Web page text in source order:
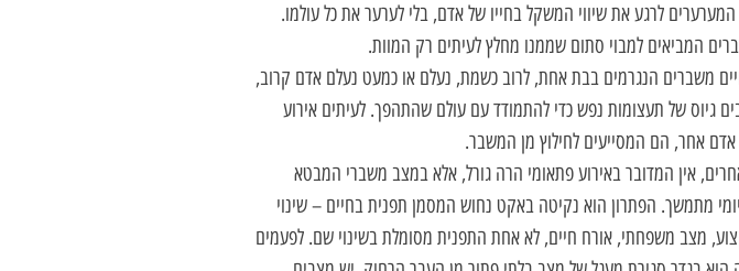
לרגע את שיווי המשקל בחייו של אדם, בלי לערער את כל עולמו.
המביאים למבוי סתום שממנו מחלץ לעיתים רק המוות.
משברים הנגרמים בבת אחת, לרוב כשמת, נעלם או כמעט נעלם אדם קרוב,
גיוס של תעצומות נפש כדי להתמודד עם עולם שהתהפך. לעיתים אירוע
אדם אחר, הם המסייעים לחילוץ מן המשבר.
אין המדובר באירוע פתאומי הרה גורל, אלא במצב משברי המבטא
מתמשך. הפתרון הוא נקיטה באקט נחוש המסמן תפנית בחיים – שינוי
מצב משפחתי, אורח חיים, לא אחת התפנית מסומלת בשינוי שם. לפעמים